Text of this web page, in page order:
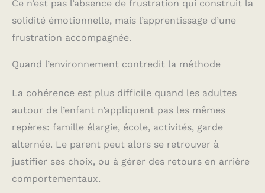
Ce n’est pas l’absence de frustration qui construit la
solidité émotionnelle, mais l’apprentissage d’une
frustration accompagnée.
Quand l’environnement contredit la méthode
La cohérence est plus difficile quand les adultes
autour de l’enfant n’appliquent pas les mêmes
repères: famille élargie, école, activités, garde
alternée. Le parent peut alors se retrouver à
justifier ses choix, ou à gérer des retours en arrière
comportementaux.